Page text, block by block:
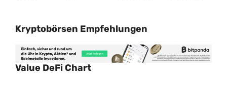
Kryptobörsen Empfehlungen
Value DeFi Chart